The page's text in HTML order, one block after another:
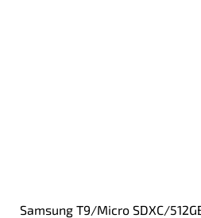
Samsung T9/Micro SDXC/